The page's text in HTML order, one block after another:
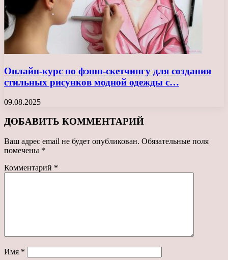
Онлайн-курс по фэшн-скетчингу для создания
стильных рисунков модной одежды с…
09.08.2025
ДОБАВИТЬ КОММЕНТАРИЙ
Ваш адрес email не будет опубликован. Обязательные поля
помечены *
Комментарий *
Имя *